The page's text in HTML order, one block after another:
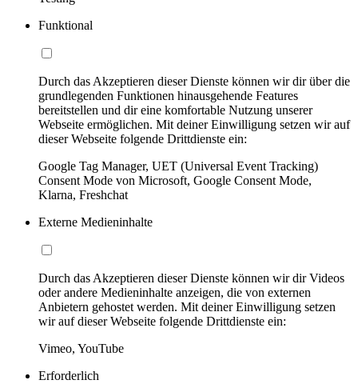
Funktional
Durch das Akzeptieren dieser Dienste können wir dir über die
grundlegenden Funktionen hinausgehende Features
bereitstellen und dir eine komfortable Nutzung unserer
Webseite ermöglichen. Mit deiner Einwilligung setzen wir auf
dieser Webseite folgende Drittdienste ein:
Google Tag Manager, UET (Universal Event Tracking)
Consent Mode von Microsoft, Google Consent Mode,
Klarna, Freshchat
Externe Medieninhalte
Durch das Akzeptieren dieser Dienste können wir dir Videos
oder andere Medieninhalte anzeigen, die von externen
Anbietern gehostet werden. Mit deiner Einwilligung setzen
wir auf dieser Webseite folgende Drittdienste ein:
Vimeo, YouTube
Erforderlich